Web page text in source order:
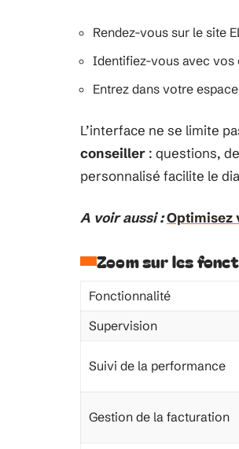
Rendez-vous sur le site
Identifiez-vous avec vos
Entrez dans votre
L’interface ne se limite
conseiller : questions,
personnalisé facilite le
A voir aussi :Optimisez
Zoom sur les
Fonctionnalité
Supervision
Suivi de la performance
Gestion de la facturation